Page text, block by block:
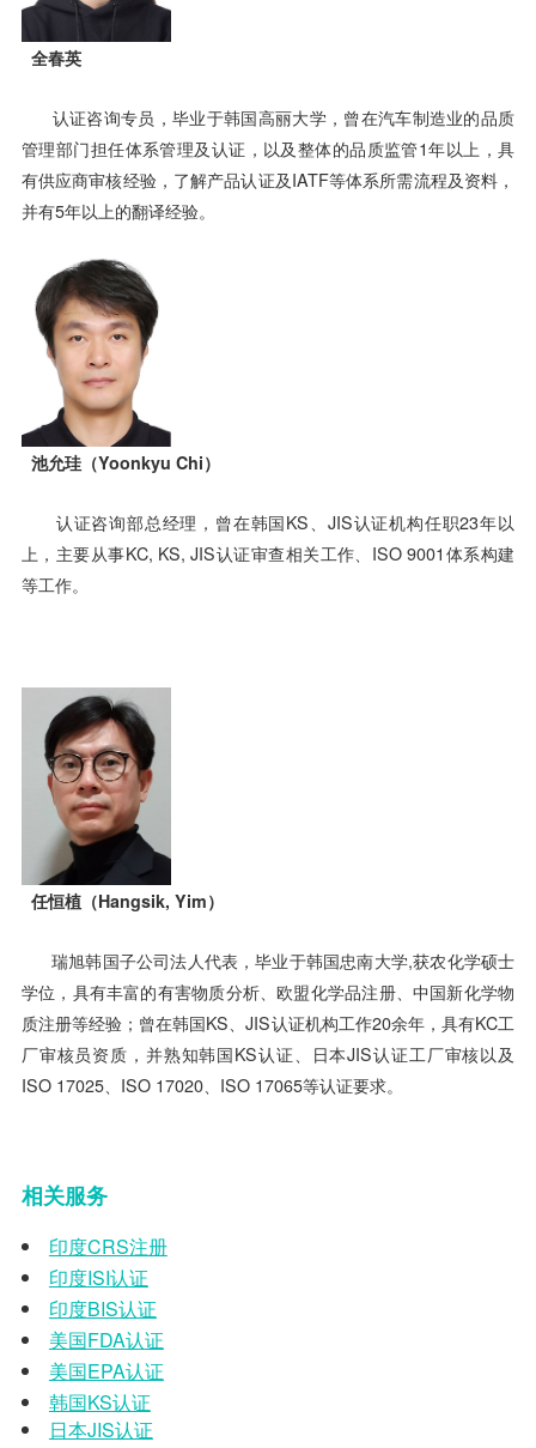
全春英
认证咨询专员，毕业于韩国高丽大学，曾在汽车制造业的品质
管理部门担任体系管理及认证，以及整体的品质监管1年以上，具
有供应商审核经验，了解产品认证及IATF等体系所需流程及资料，
并有5年以上的翻译经验。
池允珪（Yoonkyu Chi）
认证咨询部总经理，曾在韩国KS、JIS认证机构任职23年以
上，主要从事KC, KS, JIS认证审查相关工作、ISO 9001体系构建
等工作。
任恒植（Hangsik, Yim）
瑞旭韩国子公司法人代表，毕业于韩国忠南大学,获农化学硕士
学位，具有丰富的有害物质分析、欧盟化学品注册、中国新化学物
质注册等经验；曾在韩国KS、JIS认证机构工作20余年，具有KC工
厂审核员资质，并熟知韩国KS认证、日本JIS认证工厂审核以及
ISO 17025、ISO 17020、ISO 17065等认证要求。
相关服务
印度CRS注册
印度ISI认证
印度BIS认证
美国FDA认证
美国EPA认证
韩国KS认证
日本JIS认证